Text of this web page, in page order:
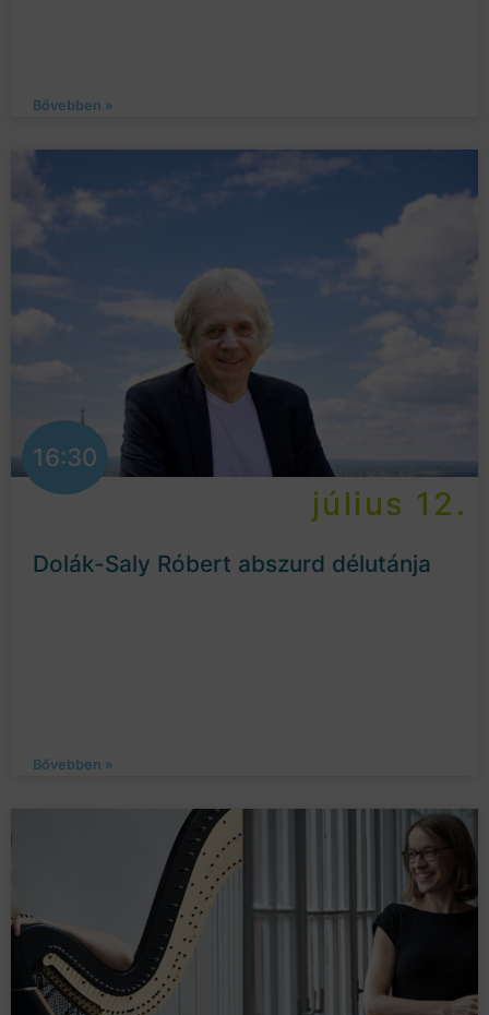
Bővebben »
16:30
július 12.
Dolák-Saly Róbert abszurd délutánja
Bővebben »